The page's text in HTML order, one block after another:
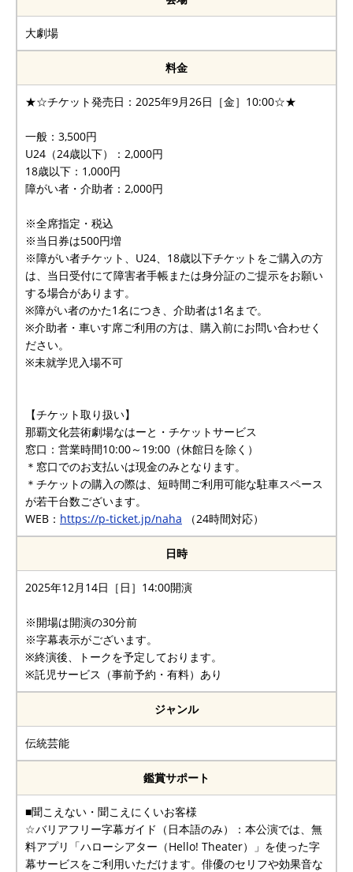
大劇場
料金
★☆チケット発売日：2025年9月26日［金］10:00☆★
一般：3,500円
U24（24歳以下）：2,000円
18歳以下：1,000円
障がい者・介助者：2,000円
※全席指定・税込
※当日券は500円増
※障がい者チケット、U24、18歳以下チケットをご購入の方
は、当日受付にて障害者手帳または身分証のご提示をお願い
する場合があります。
※障がい者のかた1名につき、介助者は1名まで。
※介助者・車いす席ご利用の方は、購入前にお問い合わせく
ださい。
※未就学児入場不可
【チケット取り扱い】
那覇文化芸術劇場なはーと・チケットサービス
窓口：営業時間10:00～19:00（休館日を除く）
＊窓口でのお支払いは現金のみとなります。
＊チケットの購入の際は、短時間ご利用可能な駐車スペース
が若干台数ございます。
WEB： https://p-ticket.jp/naha （24時間対応）
日時
2025年12月14日［日］14:00開演
※開場は開演の30分前
※字幕表示がございます。
※終演後、トークを予定しております。
※託児サービス（事前予約・有料）あり
ジャンル
伝統芸能
鑑賞サポート
■聞こえない・聞こえにくいお客様
☆バリアフリー字幕ガイド（日本語のみ）：本公演では、無
料アプリ「ハローシアター（Hello! Theater）」を使った字
幕サービスをご利用いただけます。俳優のセリフや効果音な